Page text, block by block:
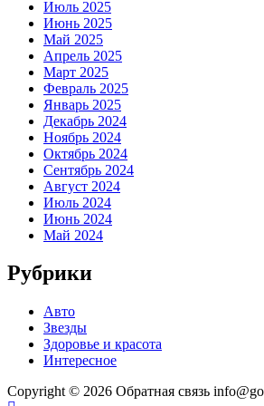
Июль 2025
Июнь 2025
Май 2025
Апрель 2025
Март 2025
Февраль 2025
Январь 2025
Декабрь 2024
Ноябрь 2024
Октябрь 2024
Сентябрь 2024
Август 2024
Июль 2024
Июнь 2024
Май 2024
Рубрики
Авто
Звезды
Здоровье и красота
Интересное
Copyright © 2026 Обратная связь